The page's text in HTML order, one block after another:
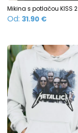
Mikina s potlačou KISS 2
Od: 31.90 €